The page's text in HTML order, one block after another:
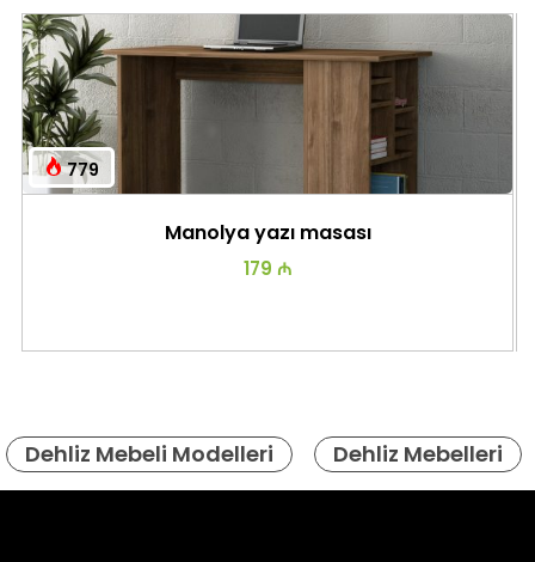
779
Manolya yazı masası
179 ₼
Dehliz Mebeli Modelleri Dehliz Mebelleri